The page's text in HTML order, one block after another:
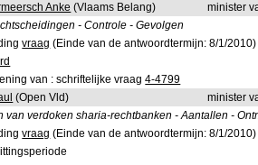
Anke (Vlaams Belang)
minister
- Controle - Gevolgen
vraag (Einde van de antwoordtermijn: 8/1/2010)
van : schriftelijke vraag4-4799
(Open Vld)
minister
van verdoken sharia-rechtbanken - Aantallen -
vraag (Einde van de antwoordtermijn: 8/1/2010)